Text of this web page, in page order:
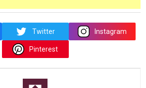
Twitter Instagram
Pinterest